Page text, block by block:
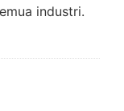
industri.